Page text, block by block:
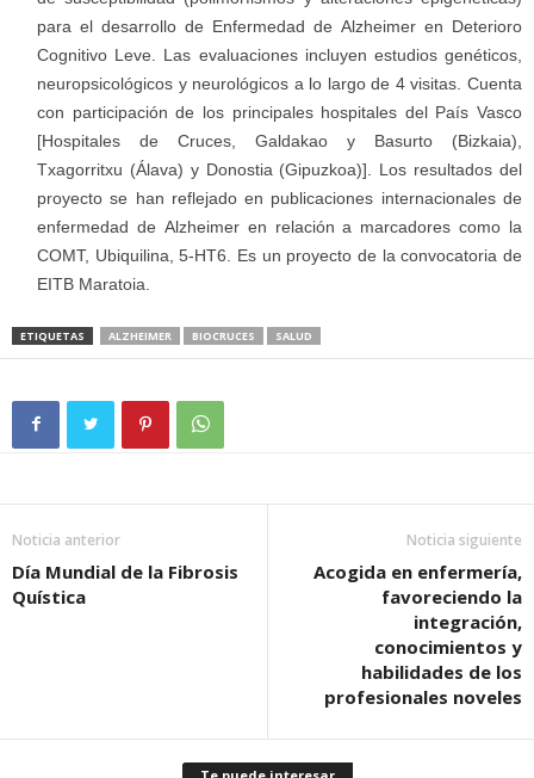
para el desarrollo de Enfermedad de Alzheimer en Deterioro
Cognitivo Leve. Las evaluaciones incluyen estudios genéticos,
neuropsicológicos y neurológicos a lo largo de 4 visitas. Cuenta
con participación de los principales hospitales del País Vasco
[Hospitales de Cruces, Galdakao y Basurto (Bizkaia),
Txagorritxu (Álava) y Donostia (Gipuzkoa)]. Los resultados del
proyecto se han reflejado en publicaciones internacionales de
enfermedad de Alzheimer en relación a marcadores como la
COMT, Ubiquilina, 5-HT6. Es un proyecto de la convocatoria de
EITB Maratoia.
ETIQUETAS ALZHEIMER BIOCRUCES SALUD
Noticia anterior
Día Mundial de la Fibrosis
Quística
Noticia siguiente
Acogida en enfermería,
favoreciendo la
integración,
conocimientos y
habilidades de los
profesionales noveles